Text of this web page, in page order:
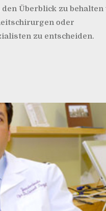
Überblick zu behalten
oder
zu entscheiden.